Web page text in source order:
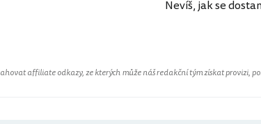
Nevíš, jak se
affiliate odkazy, ze kterých může náš redakční tým získat provizi,